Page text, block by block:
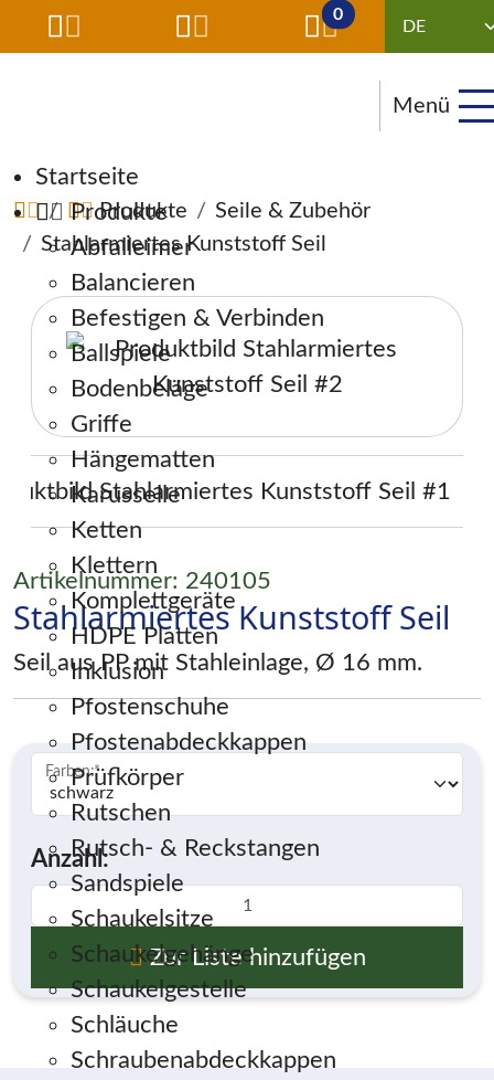
0
Menü
Navigation überspringen
Startseite
Produkte
Abfalleimer
Balancieren
Befestigen & Verbinden
Ballspiele
Bodenbeläge
Griffe
Hängematten
Karusselle
Ketten
Klettern
Komplettgeräte
HDPE Platten
Inklusion
Pfostenschuhe
Pfostenabdeckkappen
Prüfkörper
Rutschen
Rutsch- & Reckstangen
Sandspiele
Schaukelsitze
Schaukelgehänge
Schaukelgestelle
Schläuche
Schraubenabdeckkappen
Produkte
Seile & Zubehör
Stahlarmiertes Kunststoff Seil
Artikelnummer: 240105
Stahlarmiertes Kunststoff Seil
Seil aus PP mit Stahleinlage, Ø 16 mm.
Farben:*
Anzahl:
Zur Liste hinzufügen